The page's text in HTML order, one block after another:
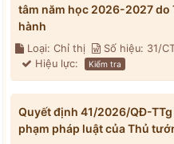
tâm năm học 2026-2027
hành
Loại: Chỉ thị Số hiệu: 31/
Hiệu lực:
Kiểm tra
Quyết định 41/2026/QĐ-
phạm pháp luật của Thủ